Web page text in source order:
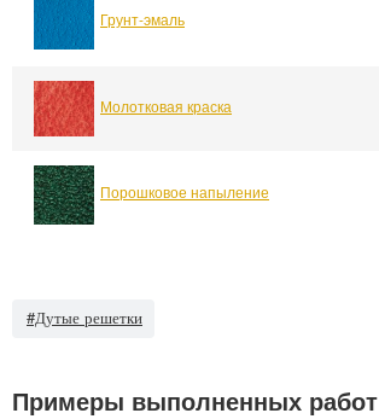
Грунт-эмаль
Молотковая краска
Порошковое напыление
#Дутые решетки
Примеры выполненных работ